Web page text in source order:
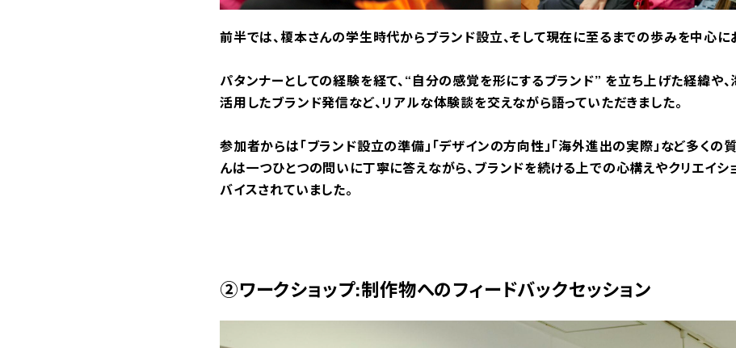
前半では、榎本さんの学生時代からブランド設立、そして現在に至るまでの歩みを中心に
パタンナーとしての経験を経て、“自分の感覚を形にするブランド” を立ち上げた経緯や
活用したブランド発信など、リアルな体験談を交えながら語っていただきました。
参加者からは「ブランド設立の準備」「デザインの方向性」「海外進出の実際」など多くの
んは一つひとつの問いに丁寧に答えながら、ブランドを続ける上での心構えやクリエイシ
バイスされていました。
②ワークショップ:制作物へのフィードバックセッション